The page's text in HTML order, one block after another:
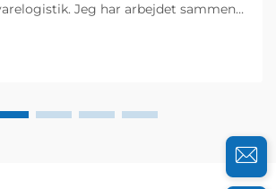
Jeg har arbejdet sammen
et par år siden henvendte en lokal